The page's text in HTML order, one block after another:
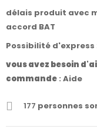
délais produit avec
accord BAT
Possibilité d'express
vous avez besoin
commande : Aide
177 personnes